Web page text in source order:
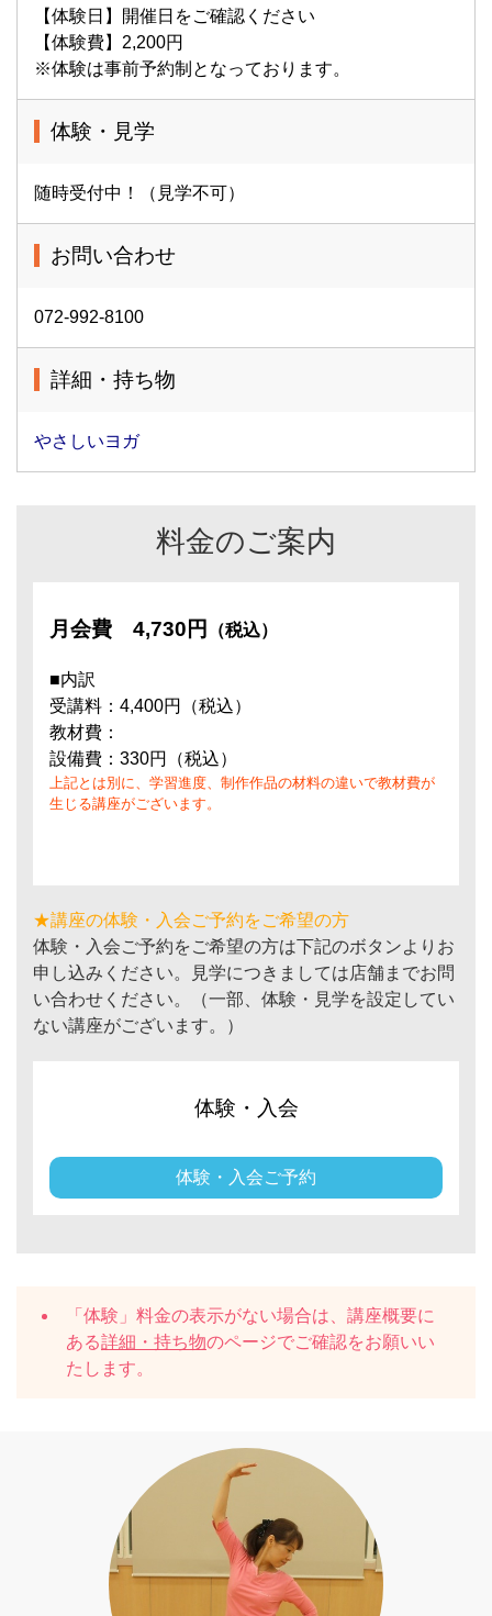
【体験日】開催日をご確認ください
【体験費】2,200円
※体験は事前予約制となっております。
体験・見学
随時受付中！（見学不可）
お問い合わせ
072-992-8100
詳細・持ち物
やさしいヨガ
料金のご案内
月会費 4,730円 （税込）
■内訳
受講料：4,400円（税込）
教材費：
設備費：330円（税込）
上記とは別に、学習進度、制作作品の材料の違いで教材費が
生じる講座がございます。
★講座の体験・入会ご予約をご希望の方
体験・入会ご予約をご希望の方は下記のボタンよりお
申し込みください。見学につきましては店舗までお問
い合わせください。（一部、体験・見学を設定してい
ない講座がございます。）
体験・入会
体験・入会ご予約
「体験」料金の表示がない場合は、講座概要に
ある詳細・持ち物のページでご確認をお願いい
たします。